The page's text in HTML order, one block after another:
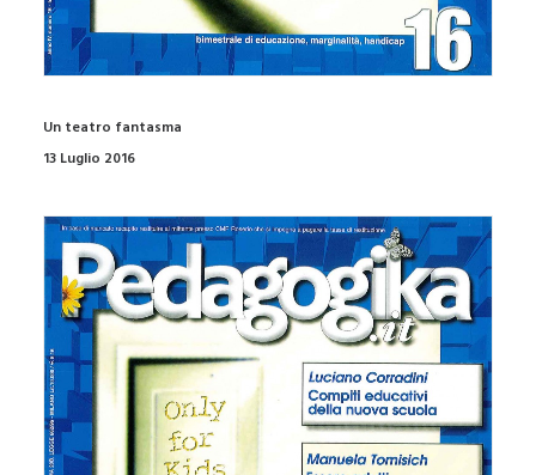
Un teatro fantasma
13 Luglio 2016